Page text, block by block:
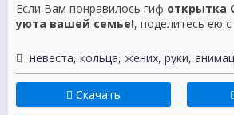
Если Вам понравилось гиф открытка
уюта вашей семье!, поделитесь ею с
невеста, кольца, жених, руки,
Скачать